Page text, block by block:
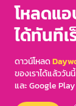
โหลดแ
ได้ทันทีเ
ดาวน์โหลด
ของเราได้แล้ววัน
และ Google Play